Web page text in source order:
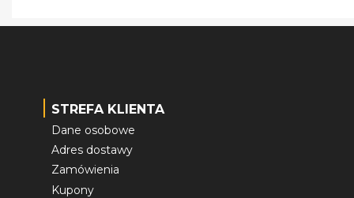
STREFA KLIENTA
Dane osobowe
Adres dostawy
Zamówienia
Kupony